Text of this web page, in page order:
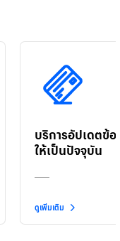
บริการอัปเดตข้
ให้เป็นปัจจุบัน
ดูเพิ่มเติม